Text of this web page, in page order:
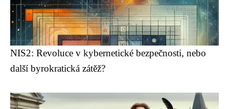
NIS2: Revoluce v kybernetické bezpečnosti, nebo
další byrokratická zátěž?